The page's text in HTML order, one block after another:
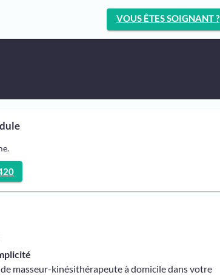
VOUS ÊTES SOIGNANT ?
masseur-kinésithérapeute à domicile dans votre